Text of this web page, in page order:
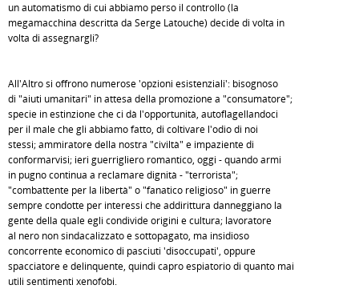
un automatismo di cui abbiamo perso il controllo (la
megamacchina descritta da Serge Latouche) decide di volta in
volta di assegnargli?
All'Altro si offrono numerose 'opzioni esistenziali': bisognoso
di "aiuti umanitari" in attesa della promozione a "consumatore";
specie in estinzione che ci dà l'opportunità, autoflagellandoci
per il male che gli abbiamo fatto, di coltivare l'odio di noi
stessi; ammiratore della nostra "civiltà" e impaziente di
conformarvisi; ieri guerrigliero romantico, oggi - quando armi
in pugno continua a reclamare dignità - "terrorista";
"combattente per la libertà" o "fanatico religioso" in guerre
sempre condotte per interessi che addirittura danneggiano la
gente della quale egli condivide origini e cultura; lavoratore
al nero non sindacalizzato e sottopagato, ma insidioso
concorrente economico di pasciuti 'disoccupati', oppure
spacciatore e delinquente, quindi capro espiatorio di quanto mai
utili sentimenti xenofobi.